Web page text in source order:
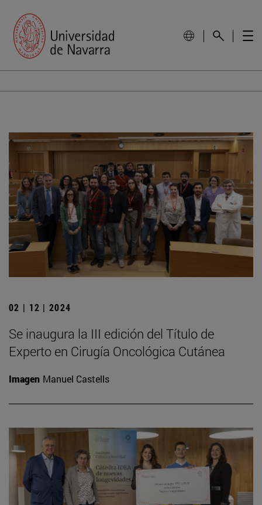
02 | 12 | 2024
Se inaugura la III edición del Título de
Experto en Cirugía Oncológica Cutánea
Imagen Manuel Castells